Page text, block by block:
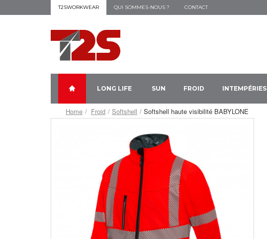
T2SWORKWEAR QUI SOMMES-NOUS ? CONTACT
LONG LIFE SUN FROID INTEMPÉRIES
Home Froid Softshell Softshell haute visibilité BABYLONE